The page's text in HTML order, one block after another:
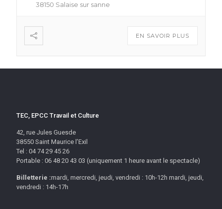
38150 Salaise sur sanne
EN SAVOIR PLUS
TEC, EPCC Travail et Culture
42, rue Jules Guesde
38550 Saint Maurice l’Exil
Tel : 04 74 29 45 26
Portable : 06 48 20 43 03 (uniquement 1 heure avant le spectacle)
Billetterie :mardi, mercredi, jeudi, vendredi : 10h-12h mardi, jeudi,
vendredi : 14h-17h